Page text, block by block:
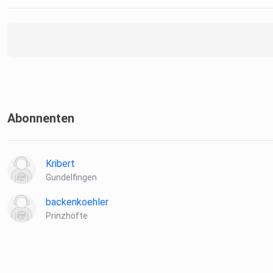
Abonnenten
Kribert
Gundelfingen
backenkoehler
Prinzhöfte